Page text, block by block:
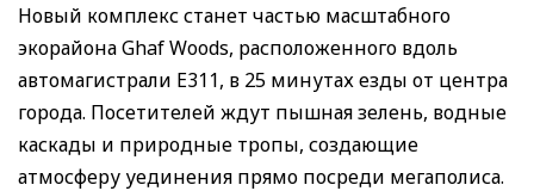
Новый комплекс станет частью масштабного
экорайона Ghaf Woods, расположенного вдоль
автомагистрали E311, в 25 минутах езды от центра
города. Посетителей ждут пышная зелень, водные
каскады и природные тропы, создающие
атмосферу уединения прямо посреди мегаполиса.